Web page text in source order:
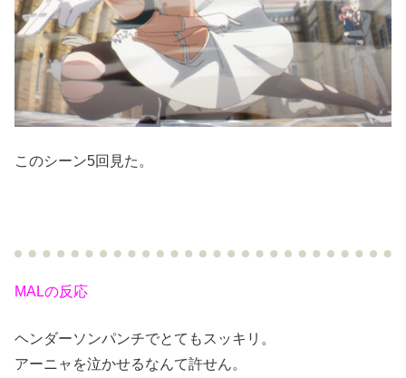
このシーン5回見た。
MALの反応
ヘンダーソンパンチでとてもスッキリ。
アーニャを泣かせるなんて許せん。